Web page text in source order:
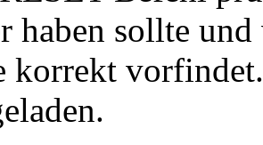
haben sollte
korrekt